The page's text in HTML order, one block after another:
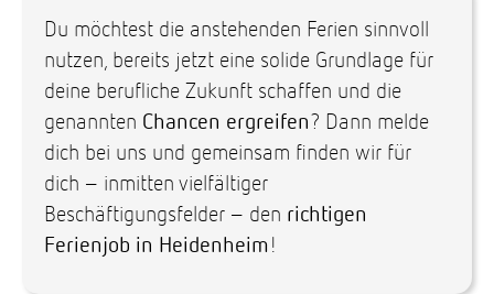
Du möchtest die anstehenden Ferien sinnvoll
nutzen, bereits jetzt eine solide Grundlage für
deine berufliche Zukunft schaffen und die
genannten Chancen ergreifen? Dann melde
dich bei uns und gemeinsam finden wir für
dich – inmitten vielfältiger
Beschäftigungsfelder – den richtigen
Ferienjob in Heidenheim !